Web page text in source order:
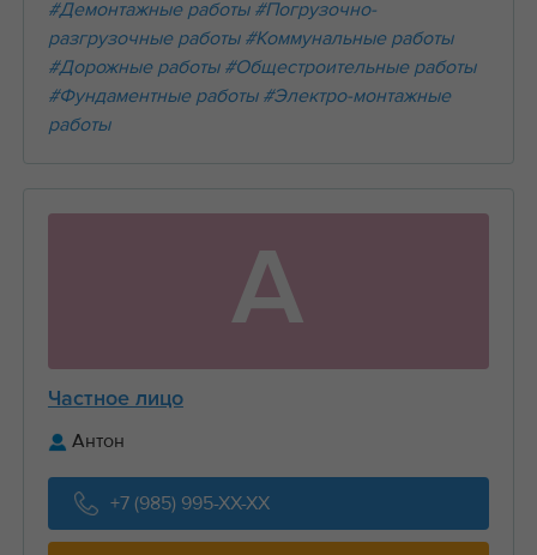
#Демонтажные работы #Погрузочно-
разгрузочные работы #Коммунальные работы
#Дорожные работы #Общестроительные работы
#Фундаментные работы #Электро-монтажные
работы
А
Частное лицо
Антон
+7 (985) 995-XX-XX